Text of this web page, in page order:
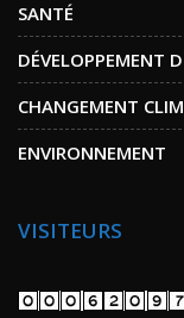
SANTÉ
DÉVELOPPEMENT
CHANGEMENT
ENVIRONNEMENT
VISITEURS